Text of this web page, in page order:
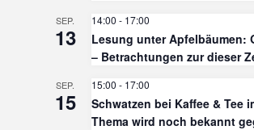
SEP.
13
14:00 - 17:00
Lesung unter Apfelbäumen:
– Betrachtungen zur dieser
SEP.
15
15:00 - 17:00
Schwatzen bei Kaffee & Tee
Thema wird noch bekannt